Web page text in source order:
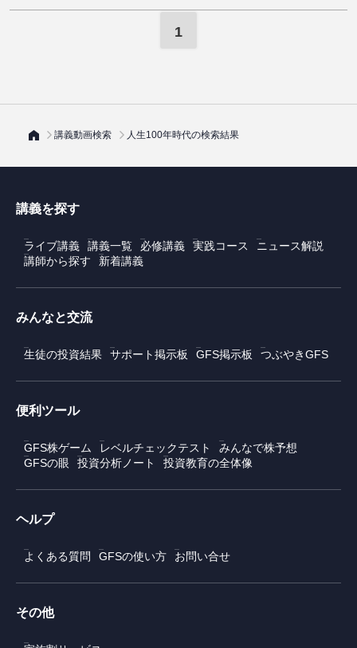
1
講義動画検索 人生100年時代の検索結果
講義を探す
ライブ講義 講義一覧 必修講義 実践コース
ニュース解説
講師から探す
新着講義
みんなと交流
生徒の投資結果 サポート掲示板 GFS掲示板 つぶやきGFS
便利ツール
GFS株ゲーム レベルチェックテスト
みんなで株予想
GFSの眼
投資分析ノート 投資教育の全体像
ヘルプ
よくある質問 GFSの使い方 お問い合せ
その他